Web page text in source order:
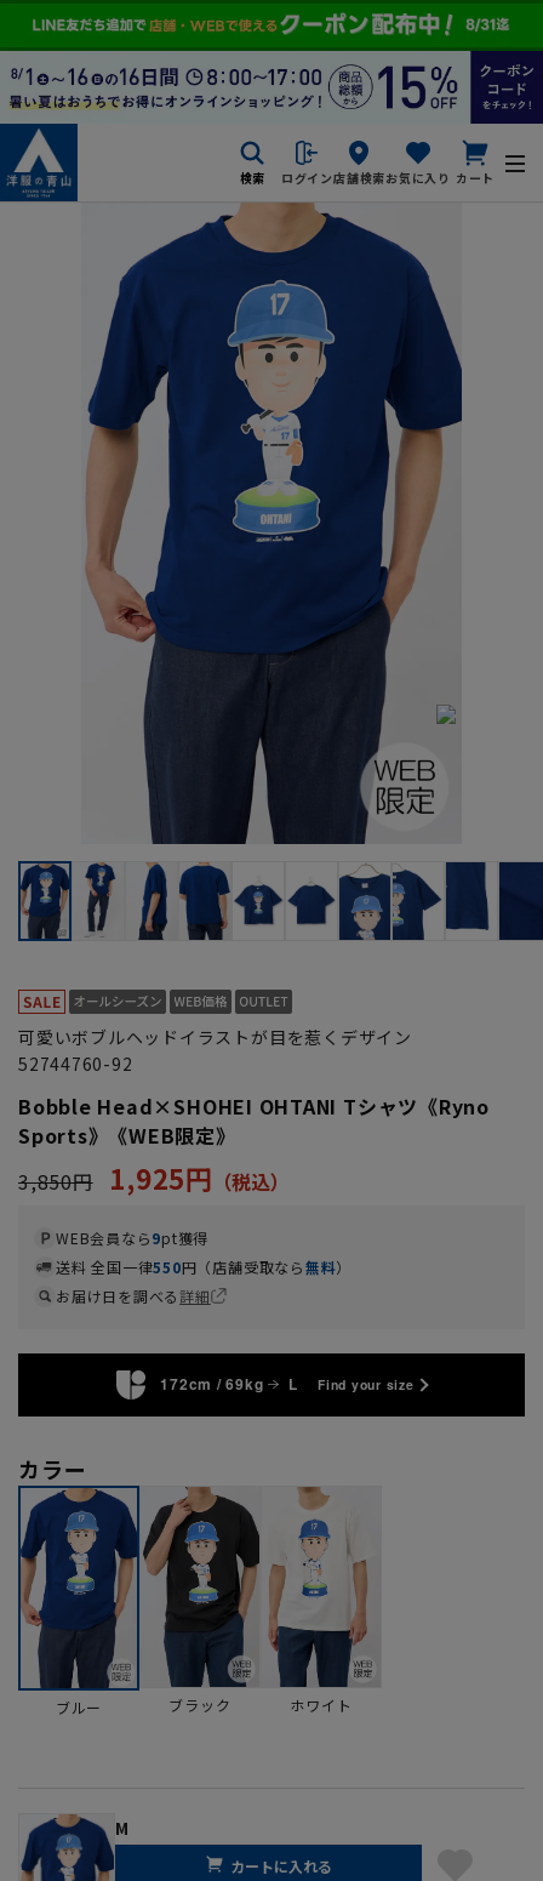
検索 ログイン店舗検索お気に入り カート
可愛いボブルヘッドイラストが目を惹くデザイン
52744760-92
Bobble Head×SHOHEI OHTANI Tシャツ《Ryno
Sports》《WEB限定》
3,850円
1,925円
WEB会員なら9pt獲得
送料 全国一律550円（店舗受取なら無料）
お届け日を調べる詳細
172cm / 69kg L Find your size
カラー
ブルー ブラック ホワイト
M
カートに入れる